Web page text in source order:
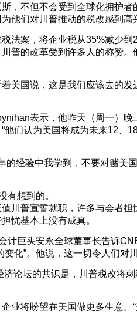
，不但不会受到全球化拥护者
他们对川普推动的税改感到高
税法案，将企业税从35%减少
普的改革受到许多人的称赞。
美国说，这是我们应该去的发
表示，他昨天（周一）晚
他们认为美国将成为未来12、
的经验中我学到，不要对赌美
有想到的。
川普宣誓就职，许多与会者担
忧基本上没有成真。
计巨头安永全球董事长告诉
化”。他说，这一切令人们对
论坛的共识是，川普税改将
业将盼望在美国做更多生意。